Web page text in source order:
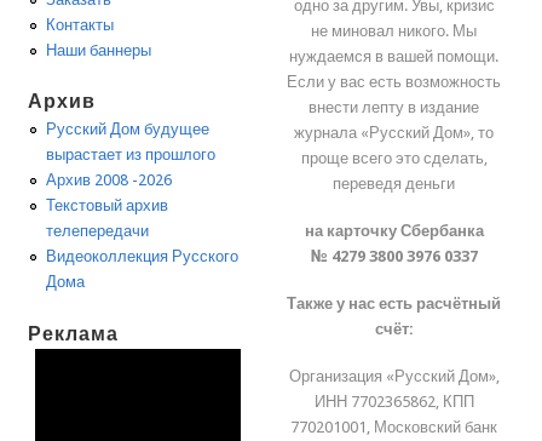
Контакты
Наши баннеры
Архив
Русский Дом будущее
вырастает из прошлого
Архив 2008 -2026
Текстовый архив
телепередачи
Видеоколлекция Русского
Дома
Реклама
одно за другим. Увы, кризис
не миновал никого. Мы
нуждаемся в вашей помощи.
Если у вас есть возможность
внести лепту в издание
журнала «Русский Дом», то
проще всего это сделать,
переведя деньги
на карточку Сбербанка
№ 4279 3800 3976 0337
Также у нас есть расчётный
счёт:
Организация «Русский Дом»,
ИНН 7702365862, КПП
770201001, Московский банк